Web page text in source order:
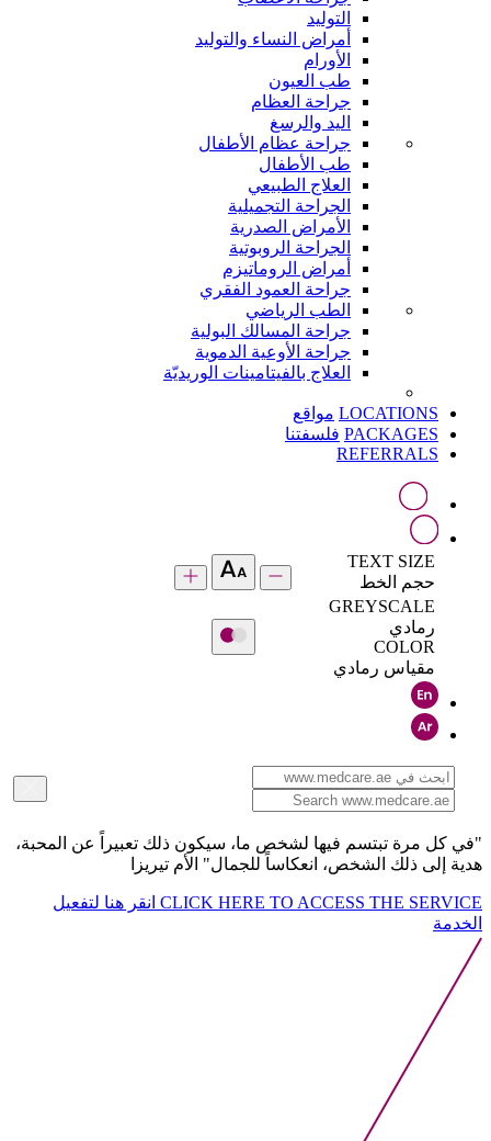
التوليد
أمراض النساء والتوليد
الأورام
طب العيون
جراحة العظام
اليد والرسغ
جراحة عظام الأطفال
طب الأطفال
العلاج الطبيعي
الجراحة التجميلية
الأمراض الصدرية
الجراحة الروبوتية
أمراض الروماتيزم
جراحة العمود الفقري
الطب الرياضي
جراحة المسالك البولية
جراحة الأوعية الدموية
العلاج بالفيتامينات الوريديّة
LOCATIONS مواقع
PACKAGES فلسفتنا
REFERRALS
TEXT SIZE
حجم الخط
GREYSCALE
رمادي
COLOR
مقياس رمادي
"في كل مرة تبتسم فيها لشخص ما، سيكون ذلك تعبيراً عن المحبة،
هدية إلى ذلك الشخص، انعكاساً للجمال" الأم تيريزا
CLICK HERE TO ACCESS THE SERVICE انقر هنا لتفعيل
الخدمة